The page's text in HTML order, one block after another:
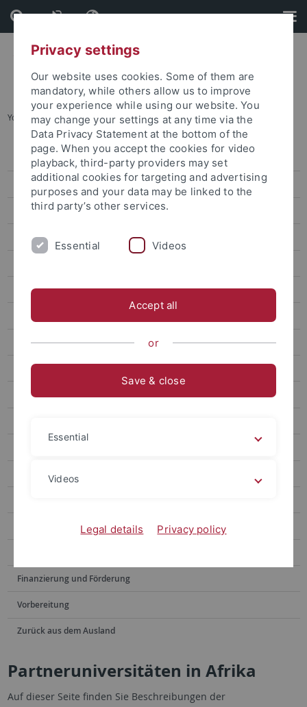
Skip
to
content
Skip
to
footer
You are here: Startseite ... Partneruniversitäten
Wege ins Ausland
Internationaler Tag 2026
Erasmus+
Außereuropäischer Austausch
Lateinamerika
Asien
Zentralasien, Kaukasus und Israel
Erfahrungsberichte
Finanzierung und Förderung
Vorbereitung
Zurück aus dem Ausland
Partneruniversitäten in Afrika
Auf dieser Seite finden Sie Beschreibungen der
Privacy settings
Our website uses cookies. Some of them are
mandatory, while others allow us to improve
your experience while using our website. You
may change your settings at any time via the
Data Privacy Statement at the bottom of the
page. When you accept the cookies for video
playback, third-party providers may set
additional cookies for targeting and advertising
purposes and your data may be linked to the
third party’s other services.
Essential Videos
Accept all
or
Save & close
Essential
Videos
Legal details Privacy policy